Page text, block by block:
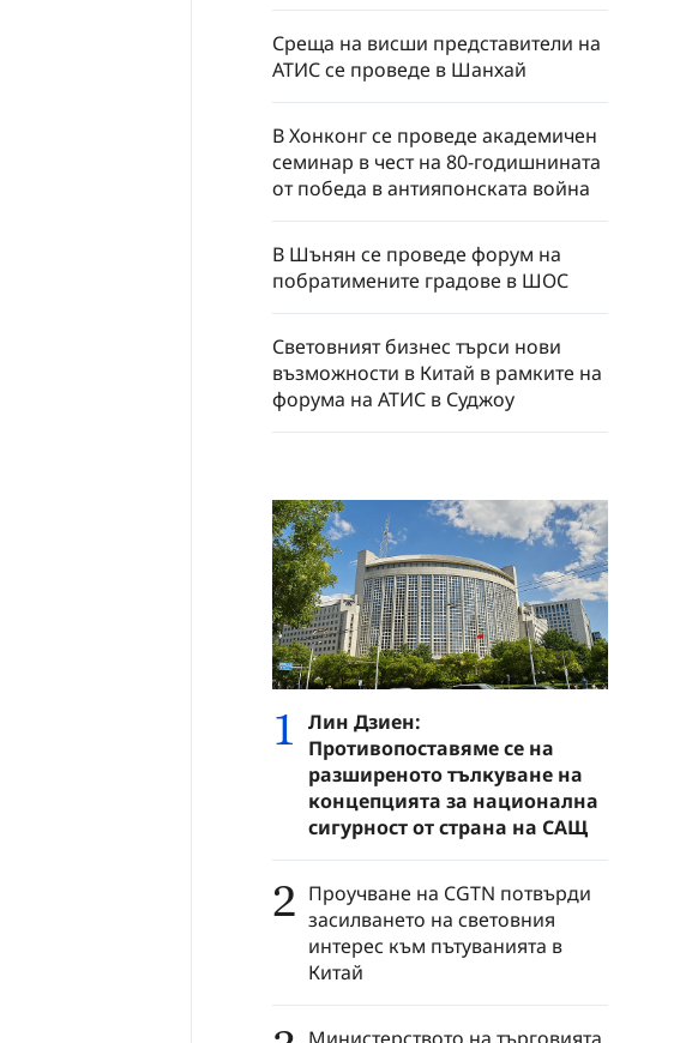
Среща на висши представители на
АТИС се проведе в Шанхай
В Хонконг се проведе академичен
семинар в чест на 80-годишнината
от победа в антияпонската война
В Шънян се проведе форум на
побратимените градове в ШОС
Световният бизнес търси нови
възможности в Китай в рамките на
форума на АТИС в Суджоу
1 Лин Дзиен:
Противопоставяме се на
разширеното тълкуване на
концепцията за национална
сигурност от страна на САЩ
2 Проучване на CGTN потвърди
засилването на световния
интерес към пътуванията в
Китай
Министерството на търговията